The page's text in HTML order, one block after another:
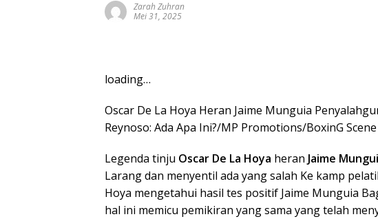
Zarah Zuhran
Mei 31, 2025
loading…
Oscar De La Hoya Heran Jaime Munguia
Reynoso: Ada Apa Ini?/MP Promotions/BoxinG Scene
Legenda tinju Oscar De La Hoya heran Jaime
Larang dan menyentil ada yang salah Ke kamp
Hoya mengetahui hasil tes positif Jaime Munguia
hal ini memicu pemikiran yang sama yang telah